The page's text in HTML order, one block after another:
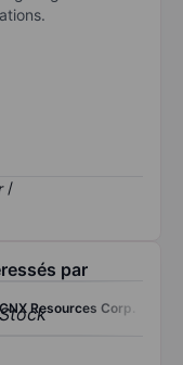
/
par
CNX Resources Corp.